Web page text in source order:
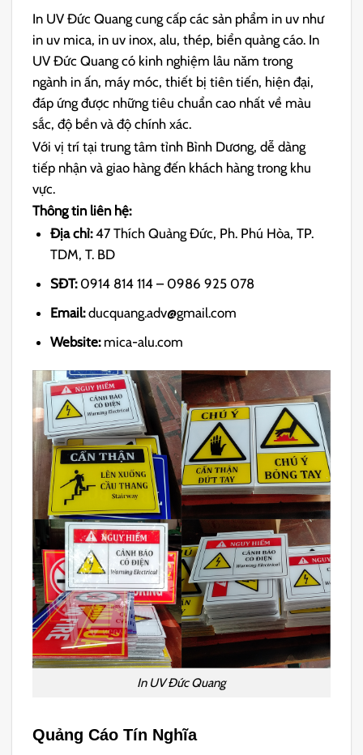
In UV Đức Quang cung cấp các sản phẩm in uv như
in uv mica, in uv inox, alu, thép, biển quảng cáo. In
UV Đức Quang có kinh nghiệm lâu năm trong
ngành in ấn, máy móc, thiết bị tiên tiến, hiện đại,
đáp ứng được những tiêu chuẩn cao nhất về màu
sắc, độ bền và độ chính xác.
Với vị trí tại trung tâm tỉnh Bình Dương, dễ dàng
tiếp nhận và giao hàng đến khách hàng trong khu
vực.
Thông tin liên hệ:
Địa chỉ:47 Thích Quảng Đức, Ph. Phú Hòa, TP.
TDM, T. BD
SĐT:0914 814 114 – 0986 925 078
Email:ducquang.adv@gmail.com
Website: mica-alu.com
In UV Đức Quang
Quảng Cáo Tín Nghĩa